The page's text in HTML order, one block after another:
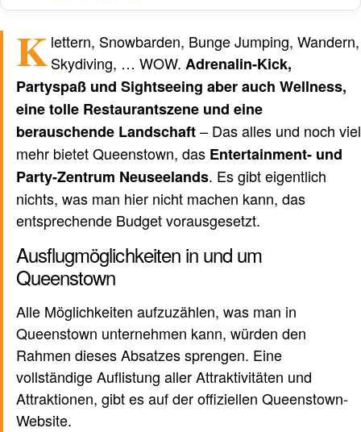
Verfasst von einem Menschen
nicht von KI
Klettern, Snowbarden, Bunge Jumping, Wandern,
Skydiving, … WOW. Adrenalin-Kick,
Partyspaß und Sightseeing aber auch Wellness,
eine tolle Restaurantszene und eine
berauschende Landschaft– Das alles und noch viel
mehr bietet Queenstown, das Entertainment- und
Party-Zentrum Neuseelands. Es gibt eigentlich
nichts, was man hier nicht machen kann, das
entsprechende Budget vorausgesetzt.
Ausflugmöglichkeiten in und um
Queenstown
Alle Möglichkeiten aufzuzählen, was man in
Queenstown unternehmen kann, würden den
Rahmen dieses Absatzes sprengen. Eine
vollständige Auflistung aller Attraktivitäten und
Attraktionen, gibt es auf der offiziellen Queenstown-
Website.